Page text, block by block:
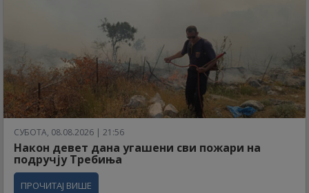
СУБОТА, 08.08.2026 | 21:56
Након девет дана угашени сви пожари на
подручју Требиња
ПРОЧИТАЈ ВИШЕ